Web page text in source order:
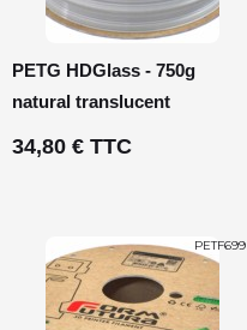
PETG HDGlass - 750g
natural translucent
34,80 € TTC
PETF699